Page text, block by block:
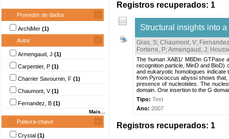
Provedor de dados
ArchiMer (1)
Autor
Armengaud, J (1)
Carpentier, P (1)
Charrier Savournin, F (1)
Chaumont, V(1)
Fernandez, B (1)
Mais...
Palavra-chave
Crystal (1)
Registros recuperados: 1
Structural insights into
Gras, S; Chaumont, V;
Forterre, P;Armengaud, J;
The human XAB1/ MBDin GTPase
recognition particle, MinD and BioD)
and eukaryotic homologues indicate
from Pyrococcus abyssi shows
presence of nucleotides. The
domain. One insertion to the G
Tipo: Text
Ano: 2007
Registros recuperados: 1